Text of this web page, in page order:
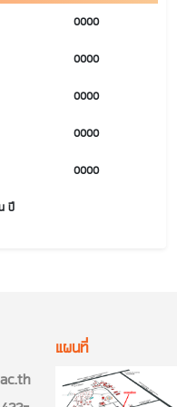
0000
0000
0000
0000
0000
ปี
แผนที่